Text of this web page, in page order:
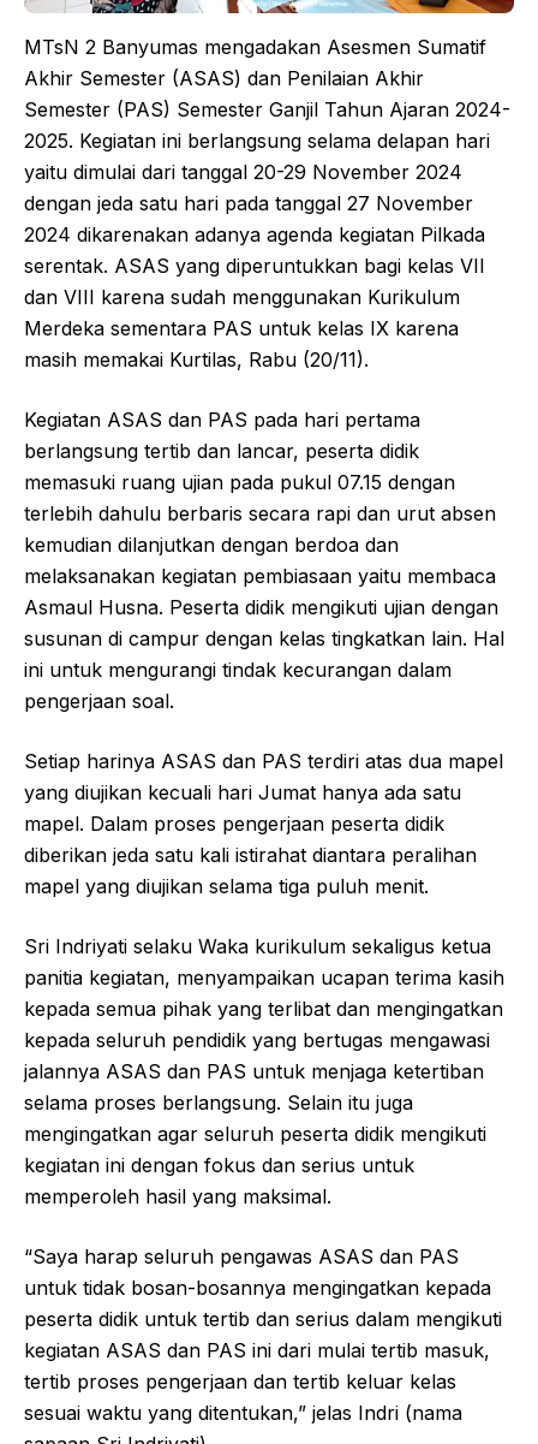
MTsN 2 Banyumas mengadakan Asesmen Sumatif
Akhir Semester (ASAS) dan Penilaian Akhir
Semester (PAS) Semester Ganjil Tahun Ajaran 2024-
2025. Kegiatan ini berlangsung selama delapan hari
yaitu dimulai dari tanggal 20-29 November 2024
dengan jeda satu hari pada tanggal 27 November
2024 dikarenakan adanya agenda kegiatan Pilkada
serentak. ASAS yang diperuntukkan bagi kelas VII
dan VIII karena sudah menggunakan Kurikulum
Merdeka sementara PAS untuk kelas IX karena
masih memakai Kurtilas, Rabu (20/11).
Kegiatan ASAS dan PAS pada hari pertama
berlangsung tertib dan lancar, peserta didik
memasuki ruang ujian pada pukul 07.15 dengan
terlebih dahulu berbaris secara rapi dan urut absen
kemudian dilanjutkan dengan berdoa dan
melaksanakan kegiatan pembiasaan yaitu membaca
Asmaul Husna. Peserta didik mengikuti ujian dengan
susunan di campur dengan kelas tingkatkan lain. Hal
ini untuk mengurangi tindak kecurangan dalam
pengerjaan soal.
Setiap harinya ASAS dan PAS terdiri atas dua mapel
yang diujikan kecuali hari Jumat hanya ada satu
mapel. Dalam proses pengerjaan peserta didik
diberikan jeda satu kali istirahat diantara peralihan
mapel yang diujikan selama tiga puluh menit.
Sri Indriyati selaku Waka kurikulum sekaligus ketua
panitia kegiatan, menyampaikan ucapan terima kasih
kepada semua pihak yang terlibat dan mengingatkan
kepada seluruh pendidik yang bertugas mengawasi
jalannya ASAS dan PAS untuk menjaga ketertiban
selama proses berlangsung. Selain itu juga
mengingatkan agar seluruh peserta didik mengikuti
kegiatan ini dengan fokus dan serius untuk
memperoleh hasil yang maksimal.
“Saya harap seluruh pengawas ASAS dan PAS
untuk tidak bosan-bosannya mengingatkan kepada
peserta didik untuk tertib dan serius dalam mengikuti
kegiatan ASAS dan PAS ini dari mulai tertib masuk,
tertib proses pengerjaan dan tertib keluar kelas
sesuai waktu yang ditentukan,” jelas Indri (nama